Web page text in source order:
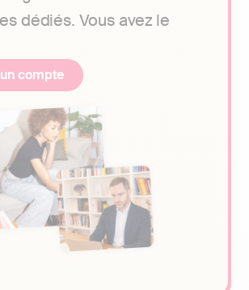
dédiés. Vous avez le
compte